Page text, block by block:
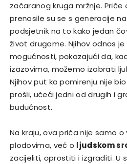
začaranog kruga mržnje. Priče
prenosile su se s generacije
podsjetnik na to kako jedan
život drugome. Njihov odnos
mogućnosti, pokazajući da,
izazovima, možemo izabrati
Njihov put ka pomirenju nije
prošli, učeći jedni od drugih i
budućnost.
Na kraju, ova priča nije samo o
plodovima, već o ljudskom
zacijeliti, oprostiti i izgraditi. U